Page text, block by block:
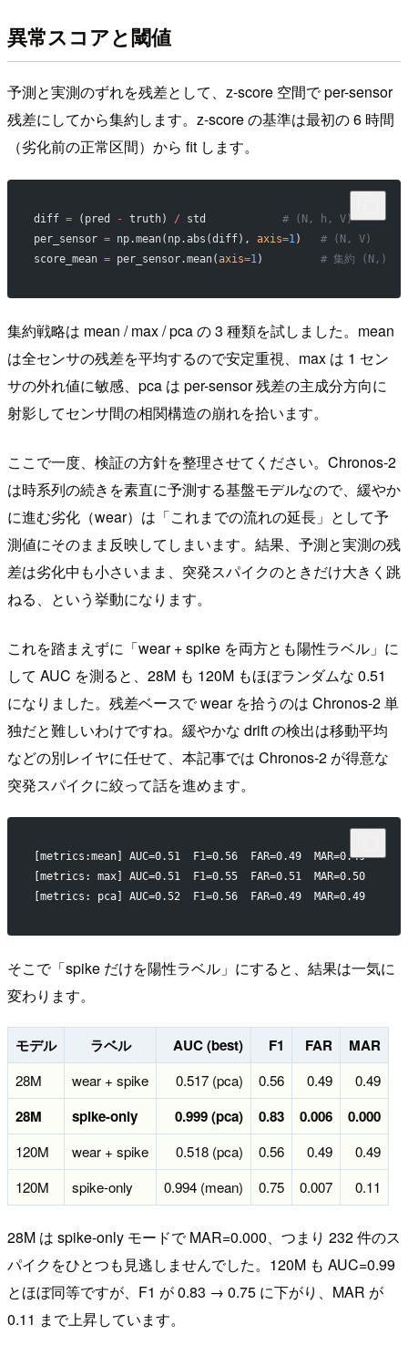
異常スコアと閾値
予測と実測のずれを残差として、z-score 空間で per-sensor
残差にしてから集約します。z-score の基準は最初の 6 時間
（劣化前の正常区間）から fit します。
diff = (pred - truth) / std # (N, h, V)
per_sensor = np.mean(np.abs(diff), axis=1) # (N, V)
score_mean = per_sensor.mean(axis=1) # 集約 (N,)
集約戦略は mean / max / pca の 3 種類を試しました。mean
は全センサの残差を平均するので安定重視、max は 1 セン
サの外れ値に敏感、pca は per-sensor 残差の主成分方向に
射影してセンサ間の相関構造の崩れを拾います。
ここで一度、検証の方針を整理させてください。Chronos-2
は時系列の続きを素直に予測する基盤モデルなので、緩やか
に進む劣化（wear）は「これまでの流れの延長」として予
測値にそのまま反映してしまいます。結果、予測と実測の残
差は劣化中も小さいまま、突発スパイクのときだけ大きく跳
ねる、という挙動になります。
これを踏まえずに「wear + spike を両方とも陽性ラベル」に
して AUC を測ると、28M も 120M もほぼランダムな 0.51
になりました。残差ベースで wear を拾うのは Chronos-2 単
独だと難しいわけですね。緩やかな drift の検出は移動平均
などの別レイヤに任せて、本記事では Chronos-2 が得意な
突発スパイクに絞って話を進めます。
[metrics:mean] AUC=0.51  F1=0.56  FAR=0.49  MAR=0.49
[metrics: max] AUC=0.51  F1=0.55  FAR=0.51  MAR=0.50
[metrics: pca] AUC=0.52  F1=0.56  FAR=0.49  MAR=0.49
そこで「spike だけを陽性ラベル」にすると、結果は一気に
変わります。
モデル ラベル AUC (best) F1 FAR MAR
28M wear + spike 0.517 (pca) 0.56 0.49 0.49
28M spike-only 0.999 (pca) 0.83 0.006 0.000
120M wear + spike 0.518 (pca) 0.56 0.49
0.49
120M
spike-only 0.994 (mean) 0.75 0.007 0.11
28M は spike-only モードで MAR=0.000、つまり 232 件のス
パイクをひとつも見逃しませんでした。120M も AUC=0.99
とほぼ同等ですが、F1 が 0.83 → 0.75 に下がり、MAR が
0.11 まで上昇しています。